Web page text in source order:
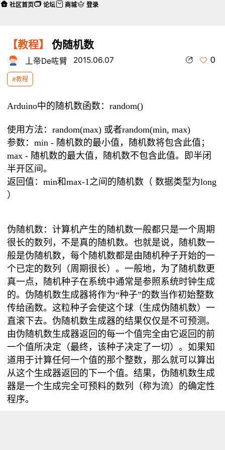
【教程】 伪随机数
丄帝De咗臂 2015.06.07 0
#教程
Arduino中的随机数函数：random()
使用方法：random(max) 或者random(min, max)
参数：min - 随机数的最小值，随机数将包含此值；
max - 随机数的最大值，随机数不包含此值。即半闭
半开区间。
返回值：min和max-1之间的随机数（ 数据类型为long
）
伪随机数：计算机产生的随机数一般都只是一个周期
很长的数列，不是真的随机数。也就是说，随机数一
般是伪随机数，每个随机数都是由随机种子开始的一
个已定的数列（周期很长）。一般地，为了随机数更
真一点，随机种子在系统中通常是参照系统时钟生成
的。伪随机数生成器将作为“种子”的数当作初始整数
传给函数。这粒种子会使这个球（生成伪随机数）一
直滚下去。伪随机数生成器的结果仅仅是不可预测。
由伪随机数生成器返回的每一个值完全由它返回的前
一个值所决定（最终，该种子决定了一切）。如果知
道用于计算任何一个值的那个整数，那么就可以算出
从这个生成器返回的下一个值。结果，伪随机数生成
器是一个生成完全可预料的数列（称为流）的确定性
程序。
社区首页 论坛 商城 登录